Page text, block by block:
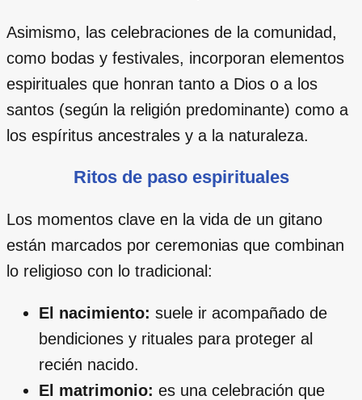
Asimismo, las celebraciones de la comunidad,
como bodas y festivales, incorporan elementos
espirituales que honran tanto a Dios o a los
santos (según la religión predominante) como a
los espíritus ancestrales y a la naturaleza.
Ritos de paso espirituales
Los momentos clave en la vida de un gitano
están marcados por ceremonias que combinan
lo religioso con lo tradicional:
El nacimiento: suele ir acompañado de
bendiciones y rituales para proteger al
recién nacido.
El matrimonio: es una celebración que